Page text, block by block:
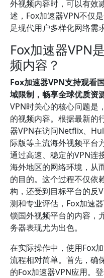
外视频内容时，可以有效
述，Fox加速器VPN不仅
足现代用户多样化网络需
Fox加速器VPN
频内容？
Fox加速器VPN支持观看
域限制，畅享全球优质资源
VPN时关心的核心问题是
的视频内容。根据最新的
器VPN在访问Netflix、
际版等主流海外视频平台
通过高速、稳定的VPN连
海外地区的网络环境，从
的目的。这个过程不仅依
构，还受到目标平台的反
测和专业评估，Fox加速
锁国外视频平台的内容，
务器表现尤为出色。
在实际操作中，使用Fox
流程相对简单。首先，确
的Fox加速器VPN应用。